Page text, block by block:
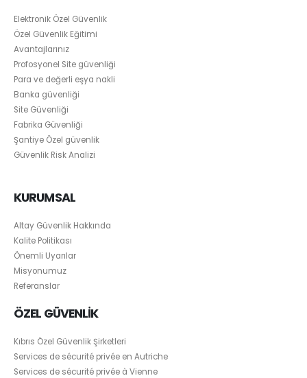
Elektronik Özel Güvenlik
Özel Güvenlik Eğitimi
Avantajlarınız
Profosyonel Site güvenliği
Para ve değerli eşya nakli
Banka güvenliği
Site Güvenliği
Fabrika Güvenliği
Şantiye Özel güvenlik
Güvenlik Risk Analizi
KURUMSAL
Altay Güvenlik Hakkında
Kalite Politikası
Önemli Uyarılar
Misyonumuz
Referanslar
ÖZEL GÜVENLİK
Kıbrıs Özel Güvenlik Şirketleri
Services de sécurité privée en Autriche
Services de sécurité privée à Vienne